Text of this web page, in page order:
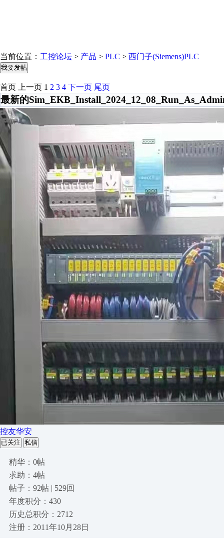
当前位置： 工控论坛 > 产品 > PLC > 西门子(Siemens)PLC
我要发帖
首页 上一页 1 2 3 4 下一页 尾页
最新的
控友华安
已关注 私信
精华：0帖
求助：4帖
帖子：92帖 | 529回
年度积分：430
历史总积分：2712
注册：2011年10月28日